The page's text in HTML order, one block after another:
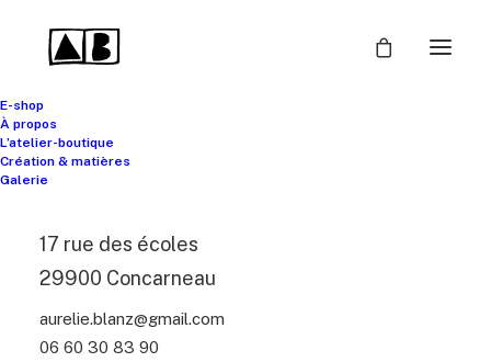
E-shop
À propos
L’atelier-boutique
Création & matières
Galerie
17 rue des écoles
29900 Concarneau
aurelie.blanz@gmail.com
06 60 30 83 90